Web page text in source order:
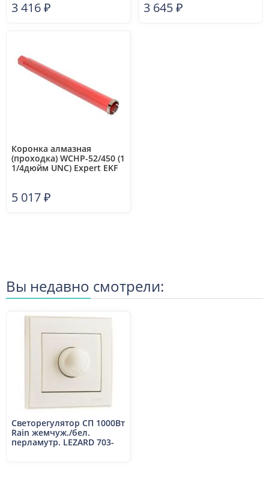
3 416₽ 3 645₽
Коронка алмазная
(проходка) WCHP-52/450 (1
1/4дюйм UNC) Expert EKF
5 017₽
Вы недавно смотрели:
Светорегулятор СП 1000Вт
Rain жемчуж./бел.
перламутр. LEZARD 703-